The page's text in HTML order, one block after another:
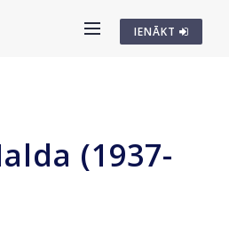
IENĀKT
(1937-